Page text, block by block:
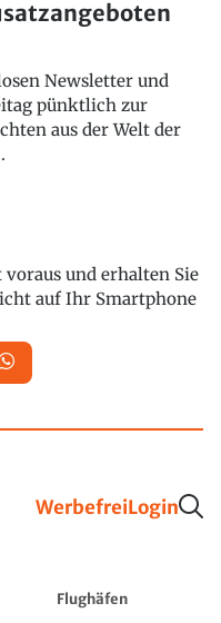
Newsletter und
pünktlich zur
aus der Welt der
und erhalten Sie
auf Ihr Smartphone
WerbefreiLogin
Flughäfen